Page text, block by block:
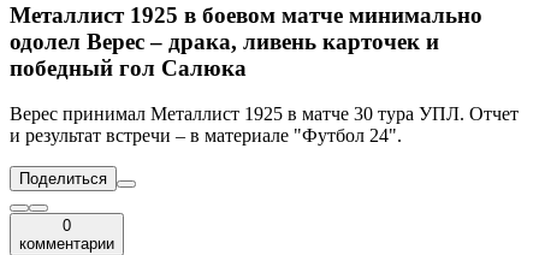
Металлист 1925 в боевом матче минимально
одолел Верес – драка, ливень карточек и
победный гол Салюка
Верес принимал Металлист 1925 в матче 30 тура УПЛ. Отчет
и результат встречи – в материале "Футбол 24".
Поделиться
0
комментарии